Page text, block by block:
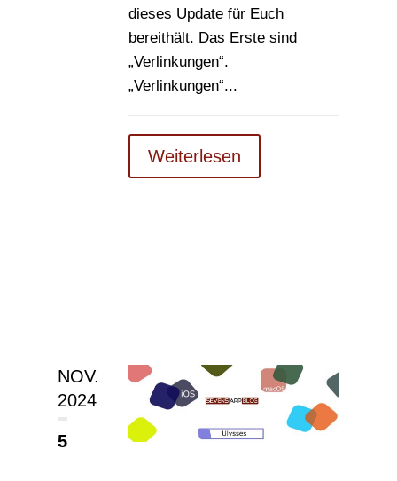
dieses Update für Euch
bereithält. Das Erste sind
„Verlinkungen“.
„Verlinkungen“...
Weiterlesen
NOV.
2024
5